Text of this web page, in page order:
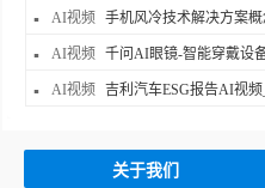
AI视频 手机风冷技术解决方案
AI视频 千问AI眼镜-智能穿戴设
AI视频 吉利汽车ESG报告AI视
关于我们